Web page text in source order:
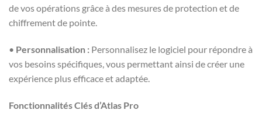
de vos opérations grâce à des mesures de protection et de
chiffrement de pointe.
• Personnalisation : Personnalisez le logiciel pour répondre à
vos besoins spécifiques, vous permettant ainsi de créer une
expérience plus efficace et adaptée.
Fonctionnalités Clés d’Atlas Pro